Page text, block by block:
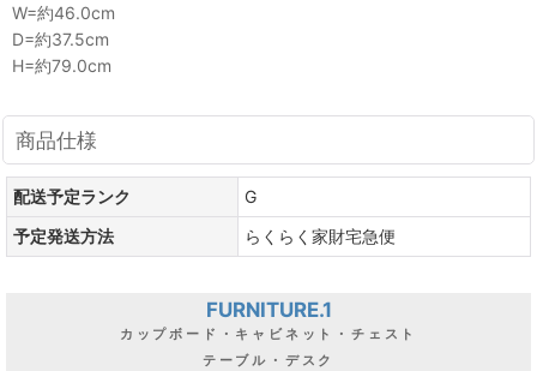
W=約46.0cm
D=約37.5cm
H=約79.0cm
商品仕様
配送予定ランク
G
予定発送方法
らくらく家財宅急便
FURNITURE.1
カップボード・キャビネット・チェスト
テーブル・デスク